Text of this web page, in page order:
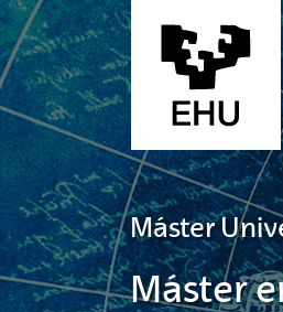
Saltar al contenido principal
Máster
Máster